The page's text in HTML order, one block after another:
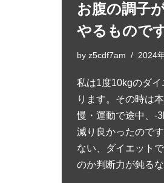
お腹の調子
やるもので
by z5cdf7am 2024
私は1度10kgのダ
ります。その時は
慢・運動で途中、-
減り良かったので
ない、ダイエット
のか判断力が鈍る